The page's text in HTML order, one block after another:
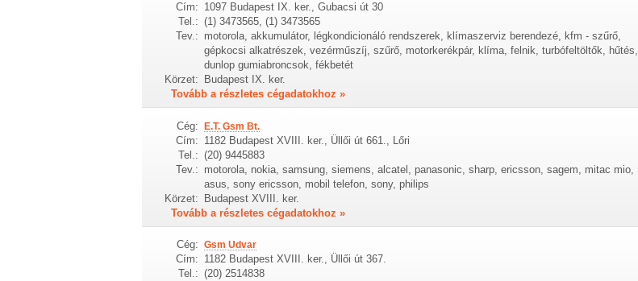
Cím: 1097 Budapest IX. ker., Gubacsi út 30
Tel.: (1) 3473565, (1) 3473565
Tev.: motorola, akkumulátor, légkondicionáló rendszerek, klímaszerviz berendezé, kfm - szűrő,
gépkocsi alkatrészek, vezérműszíj, szűrő, motorkerékpár, klíma, felnik, turbófeltöltők, hűtés,
dunlop gumiabroncsok, fékbetét
Körzet:
Budapest IX. ker.
Tovább a részletes cégadatokhoz »
Cég: E.T. Gsm Bt.
Cím: 1182 Budapest XVIII. ker., Üllői út 661., Lőri
Tel.: (20) 9445883
Tev.: motorola, nokia, samsung, siemens, alcatel, panasonic, sharp, ericsson, sagem, mitac mio,
asus, sony ericsson, mobil telefon, sony, philips
Körzet:
Budapest XVIII. ker.
Tovább a részletes cégadatokhoz »
Cég: Gsm Udvar
Cím: 1182 Budapest XVIII. ker., Üllői út 367.
Tel.: (20) 2514838